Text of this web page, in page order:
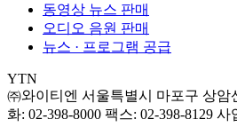
동영상 뉴스 판매
오디오 음원 판매
뉴스 · 프로그램 공급
YTN
㈜와이티엔 서울특별시 마포구 상암
화: 02-398-8000 팩스: 02-398-8129 사